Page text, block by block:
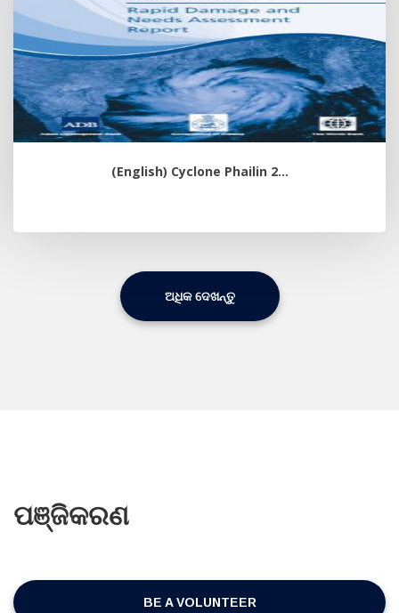
(English) Cyclone Phailin 2...
ଅଧିକ ଦେଖନ୍ତୁ
ପଞ୍ଜିକରଣ
BE A VOLUNTEER